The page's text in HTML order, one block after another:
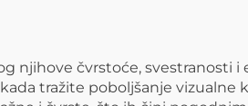
njihove čvrstoće, svestranosti i
tražite poboljšanje vizualne